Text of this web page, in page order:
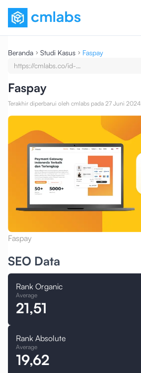
Beranda Studi Kasus
Faspay
https://cmlabs.co/id-
studies/testimony-faspay-seo-
service-seo-content-writing
Faspay
Terakhir diperbarui oleh cmlabs pada 27 Juni 2024
Faspay
SEO Data
Rank Organic
Average
21,51
Rank Absolute
Average
19,62